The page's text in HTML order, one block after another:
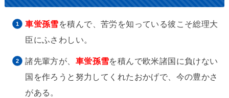
車蛍孫雪を積んで、苦労を知っている彼こそ総理大
臣にふさわしい。
諸先輩方が、 車蛍孫雪を積んで欧米諸国に負けない
国を作ろうと努力してくれたおかげで、今の豊かさ
がある。